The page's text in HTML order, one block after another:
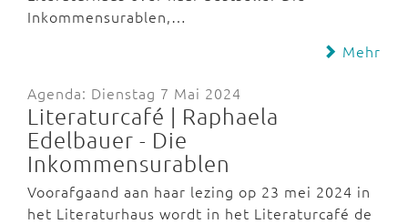
Inkommensurablen,…
Mehr
Agenda: Dienstag 7 Mai 2024
Literaturcafé | Raphaela
Edelbauer - Die
Inkommensurablen
Voorafgaand aan haar lezing op 23 mei 2024 in
het Literaturhaus wordt in het Literaturcafé de